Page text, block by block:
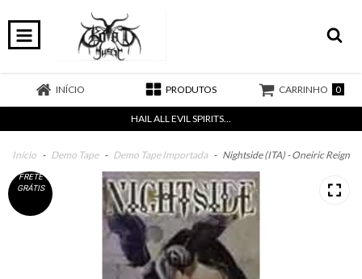
INÍCIO PRODUTOS CARRINHO 0
HAIL ALL EVIL SPIRITS...
Início - Demo Tape - Demo Tape Importada - Nightside (ITA) - Oneiric Reign
FRETE
GRÁTIS